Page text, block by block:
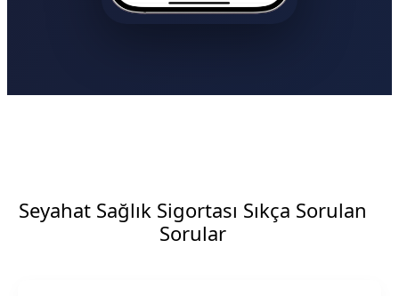
Seyahat Sağlık Sigortası Sıkça Sorulan
Sorular